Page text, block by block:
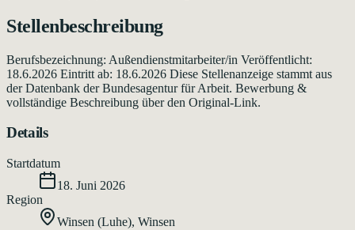
Stellenbeschreibung
Berufsbezeichnung: Außendienstmitarbeiter/in Veröffentlicht:
18.6.2026 Eintritt ab: 18.6.2026 Diese Stellenanzeige stammt aus
der Datenbank der Bundesagentur für Arbeit. Bewerbung &
vollständige Beschreibung über den Original-Link.
Details
Startdatum
18. Juni 2026
Region
Winsen (Luhe), Winsen